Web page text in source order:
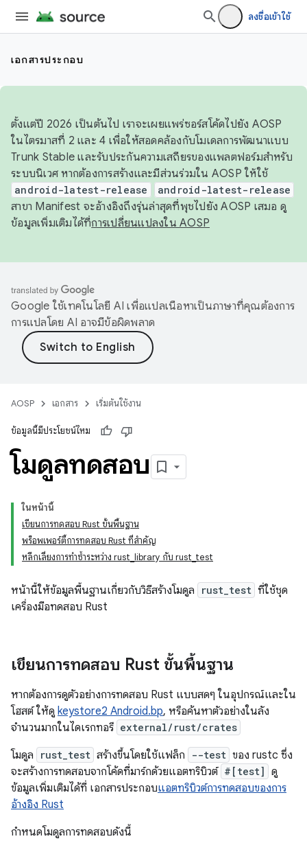
ลงชื่อเข้าใช้
เอกสารประกอบ
ตั้งแต่ปี 2026 เป็นต้นไป เราจะเผยแพร่ซอร์สโค้ดไปยัง AOSP
ในไตรมาสที่ 2 และ 4 เพื่อให้สอดคล้องกับโมเดลการพัฒนาแบบ
Trunk Stable และรับประกันความเสถียรของแพลตฟอร์มสำหรับ
ระบบนิเวศ หากต้องการสร้างและมีส่วนร่วมใน AOSP ให้ใช้
android-latest-release android-latest-release
สาขา Manifest จะอ้างอิงถึงรุ่นล่าสุดที่พุชไปยัง AOSP เสมอ ดู
ข้อมูลเพิ่มเติมได้ที่การเปลี่ยนแปลงใน AOSP
Google ใช้เทคโนโลยี AI เพื่อแปลเนื้อหาเป็นภาษาที่คุณต้องการ
การแปลโดย AI อาจมีข้อผิดพลาด
AOSP เอกสาร เริ่มต้นใช้งาน
ข้อมูลนี้มีประโยชน์ไหม
โมดูลทดสอบ
ในหน้านี้
เขียนการทดสอบ Rust ขั้นพื้นฐาน
พร็อพเพอร์ตี้การทดสอบ Rust ที่สำคัญ
หลีกเลี่ยงการทำซ้ำระหว่าง rust_library กับ rust_test
หน้านี้ให้ข้อมูลพื้นฐานเกี่ยวกับวิธีสร้างโมดูล rust_test ที่ใช้ชุด
เครื่องมือทดสอบ Rust
เขียนการทดสอบ Rust ขั้นพื้นฐาน
หากต้องการดูตัวอย่างการทดสอบ Rust แบบสดๆ ในอุปกรณ์และใน
โฮสต์ ให้ดู keystore2 Android.bp, หรือค้นหาตัวอย่างในลัง
จำนวนมากในไดเรกทอรี external/rust/crates
โมดูล rust_test สร้างขึ้นโดยใช้แฟล็ก --test ของ rustc ซึ่ง
จะสร้างการทดสอบจากโค้ดที่มาร์กด้วยแอตทริบิวต์ #[test] ดู
ข้อมูลเพิ่มเติมได้ที่ เอกสารประกอบแอตทริบิวต์การทดสอบของการ
อ้างอิง Rust
กำหนดโมดูลการทดสอบดังนี้